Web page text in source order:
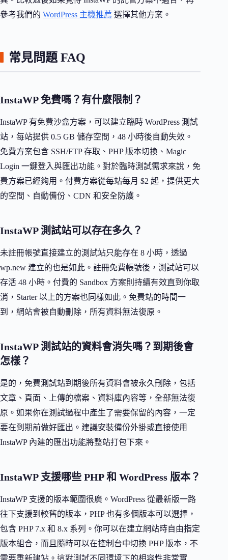
參考我們的 WordPress 主機推薦 選擇其他方案。
常見問題 FAQ
InstaWP 免費嗎？有什麼限制？
InstaWP 有免費沙盒方案，可以建立臨時 WordPress 測試
站，每站提供 0.5 GB 儲存空間，48 小時後自動失效。
免費方案包含 SSH/FTP 存取、PHP 版本切換、Magic
Login 一鍵登入與匯出功能。對於臨時測試需求來說，免
費方案已經夠用。付費方案從每站每月 $2 起，提供更大
的空間、自動備份、CDN 和安全防護。
InstaWP 測試站可以存在多久？
未註冊帳號直接建立的測試站只能存在 8 小時，透過
wp.new 建立的也是如此。註冊免費帳號後，測試站可以
存活 48 小時。付費的 Sandbox 方案則持續有效直到你取
消，Starter 以上的方案也同樣如此。免費站的時間一
到，網站會被自動刪除，所有資料無法復原。
InstaWP 測試站的資料會消失嗎？到期後會
怎樣？
是的，免費測試站到期後所有資料會被永久刪除，包括
文章、頁面、上傳的檔案、資料庫內容等，全部無法復
原。如果你在測試過程中產生了需要保留的內容，一定
要在到期前做好匯出。建議安裝備份外掛或直接使用
InstaWP 內建的匯出功能將整站打包下來。
InstaWP 支援哪些 PHP 和 WordPress 版本？
InstaWP 支援的版本範圍很廣。WordPress 從最新版一路
往下支援到較舊的版本，PHP 也有多個版本可以選擇，
包含 PHP 7.x 和 8.x 系列。你可以在建立網站時自由指定
版本組合，而且隨時可以在控制台中切換 PHP 版本，不